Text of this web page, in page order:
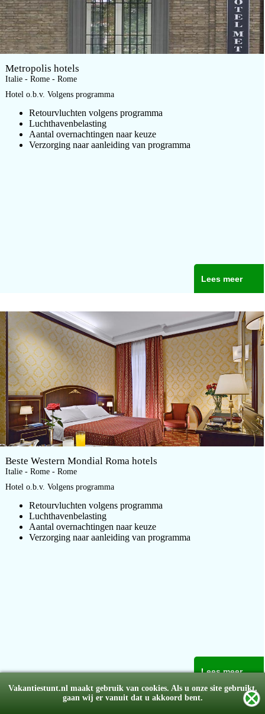
Vakantiestunt.nl maakt gebruik van cookies. Als u onze site gebruikt,
gaan wij er vanuit dat u akkoord bent.
Metropolis hotels
Italie - Rome - Rome
Hotel o.b.v. Volgens programma
Retourvluchten volgens programma
Luchthavenbelasting
Aantal overnachtingen naar keuze
Verzorging naar aanleiding van programma
Lees meer
Beste Western Mondial Roma hotels
Italie - Rome - Rome
Hotel o.b.v. Volgens programma
Retourvluchten volgens programma
Luchthavenbelasting
Aantal overnachtingen naar keuze
Verzorging naar aanleiding van programma
Lees meer